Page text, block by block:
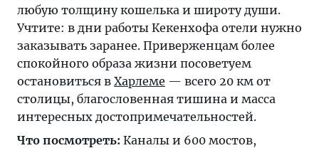
любую толщину кошелька и широту души.
Учтите: в дни работы Кекенхофа отели нужно
заказывать заранее. Приверженцам более
спокойного образа жизни посоветуем
остановиться в Харлеме — всего 20 км от
столицы, благословенная тишина и масса
интересных достопримечательностей.
Что посмотреть: Каналы и 600 мостов,